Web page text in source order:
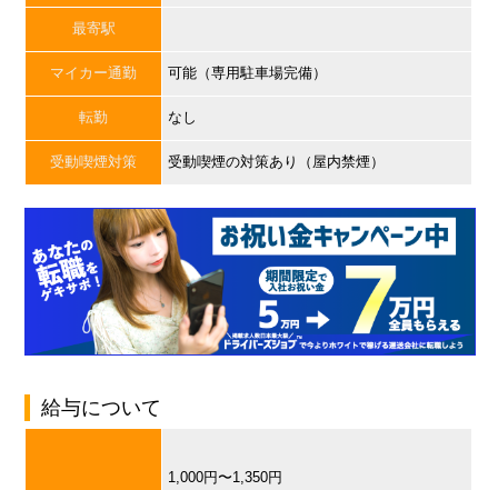
最寄駅
マイカー通勤 可能（専用駐車場完備）
転勤 なし
受動喫煙対策 受動喫煙の対策あり（屋内禁煙）
給与について
1,000円〜1,350円